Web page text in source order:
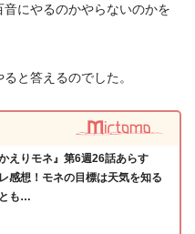
にやるのかやらないのかを
と答えるのでした。
えりモネ』第6週26話あらす
感想！モネの目標は天気を知る
も…